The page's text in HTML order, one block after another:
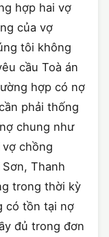
hợp hai vợ
của vợ
tôi không
cầu Toà án
hợp có nợ
phải thống
chung như
chồng
Thanh
trong thời kỳ
có tồn tại nợ
đủ trong đơn